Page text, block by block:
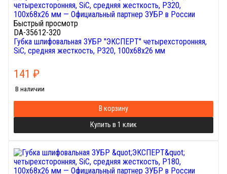
Быстрый просмотр
DA-35612-320
Губка шлифовальная ЗУБР "ЭКСПЕРТ" четырехсторонняя,
SiC, средняя жесткость, Р320, 100х68х26 мм
141 ₽
В наличии
В корзину
Купить в 1 клик